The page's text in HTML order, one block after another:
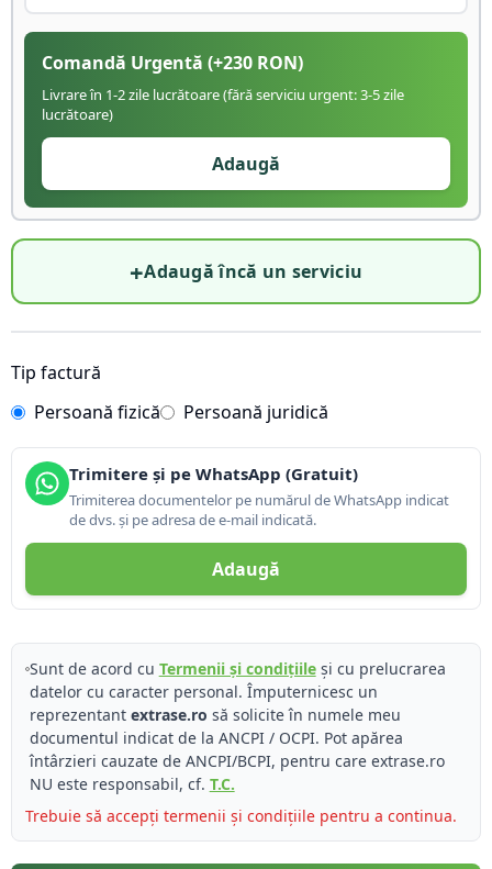
Comandă Urgentă (+230 RON)
Livrare în 1-2 zile lucrătoare (fără serviciu urgent: 3-5 zile
lucrătoare)
Adaugă
+Adaugă încă un serviciu
Tip factură
Persoană fizică
Persoană juridică
Trimitere și pe WhatsApp (Gratuit)
Trimiterea documentelor pe numărul de WhatsApp indicat
de dvs. și pe adresa de e-mail indicată.
Adaugă
Sunt de acord cu Termenii și condițiileși cu prelucrarea
datelor cu caracter personal. Împuternicesc un
reprezentant extrase.ro să solicite în numele meu
documentul indicat de la ANCPI / OCPI. Pot apărea
întârzieri cauzate de ANCPI/BCPI, pentru care extrase.ro
NU este responsabil, cf. T.C.
Trebuie să accepți termenii și condițiile pentru a continua.